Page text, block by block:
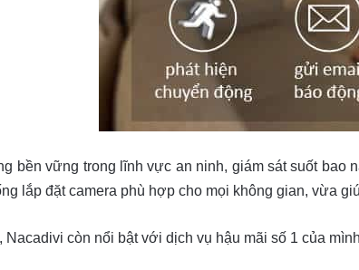
bền vững trong lĩnh vực an ninh, giám sát suốt
lắp đặt camera phù hợp cho mọi không gian, vừa
Nacadivi còn nổi bật với dịch vụ hậu mãi số 1 của